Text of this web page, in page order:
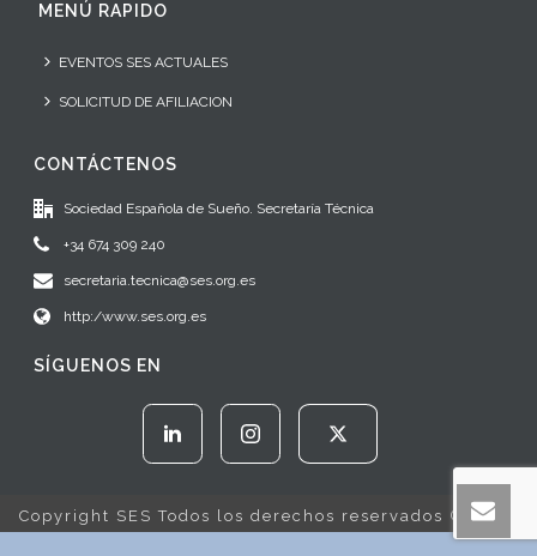
MENÚ RAPIDO
EVENTOS SES ACTUALES
SOLICITUD DE AFILIACION
CONTÁCTENOS
Sociedad Española de Sueño. Secretaría Técnica
+34 674 309 240
secretaria.tecnica@ses.org.es
http:/www.ses.org.es
SÍGUENOS EN
Copyright SES Todos los derechos reservados © 2022